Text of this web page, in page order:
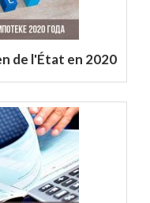
de l'État en 2020